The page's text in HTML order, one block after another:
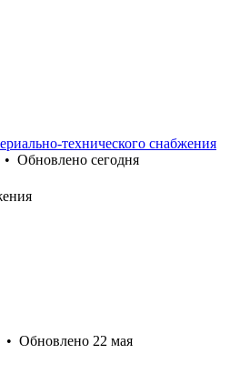
технического снабжения
• Обновлено сегодня
• Обновлено 22 мая